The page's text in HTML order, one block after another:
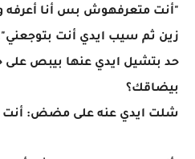
"أنت متعرفهوش بس أنا أعرفه
زين ثم سيب ايدي أنت
حد بتشيل ايدي عنها بيبص على
بيضاقك؟
شلت ايدي عنه على مضض: أنت